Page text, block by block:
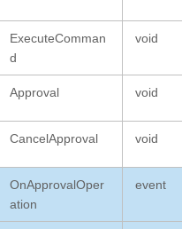
ExecuteComman
d
void
Approval void
CancelApproval void
OnApprovalOper
ation
event